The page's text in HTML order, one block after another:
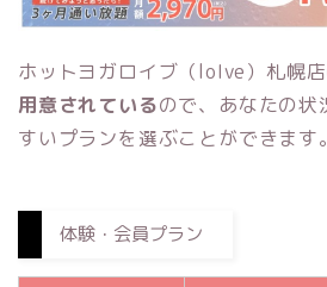
ホットヨガロイブ（loIve）札幌
用意されているので、あなたの状
すいプランを選ぶことができます。
体験・会員プラン